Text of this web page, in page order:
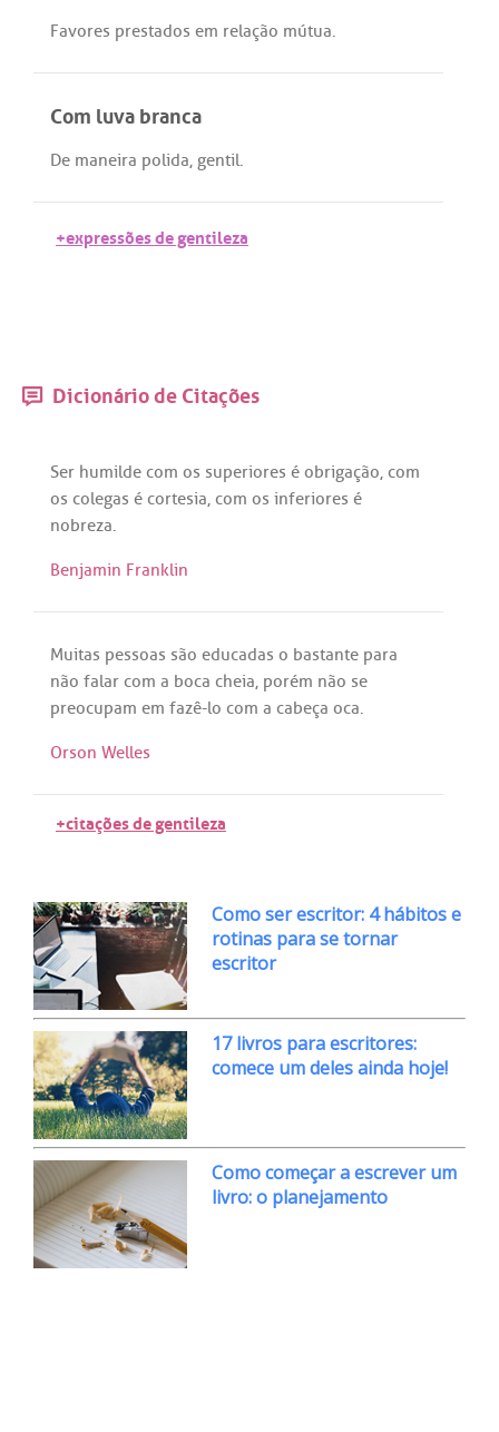
Favores prestados em relação mútua.
Com luva branca
De maneira polida, gentil.
+expressões de gentileza
Dicionário de Citações
Ser humilde com os superiores é obrigação, com
os colegas é cortesia, com os inferiores é
nobreza.
Benjamin Franklin
Muitas pessoas são educadas o bastante para
não falar com a boca cheia, porém não se
preocupam em fazê-lo com a cabeça oca.
Orson Welles
+citações de gentileza
Como ser escritor: 4 hábitos e
rotinas para se tornar
escritor
17 livros para escritores:
comece um deles ainda hoje!
Como começar a escrever um
livro: o planejamento